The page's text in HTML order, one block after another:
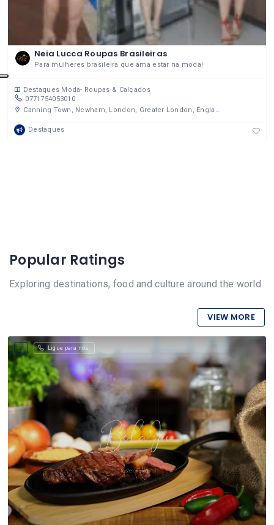
Neia Lucca Roupas Brasileiras
Para mulheres brasileira que ama estar na moda!
Destaques Moda- Roupas & Calçados
0771754053010
Canning Town, Newham, London, Greater London, England, United Kingdom
Destaques
Popular Ratings
Exploring destinations, food and culture around the world
VIEW MORE
Ligue para nós.